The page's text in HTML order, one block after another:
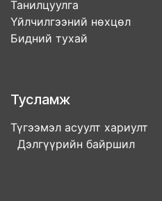
Танилцуулга
Үйлчилгээний нөхцөл
Бидний тухай
Тусламж
Түгээмэл асуулт
Дэлгүүрийн байршил